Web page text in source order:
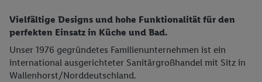
Vielfältige Designs und hohe Funktionalität für den
perfekten Einsatz in Küche und Bad.
Unser 1976 gegründetes Familienunternehmen ist ein
international ausgerichteter Sanitärgroßhandel mit Sitz in
Wallenhorst/Norddeutschland.